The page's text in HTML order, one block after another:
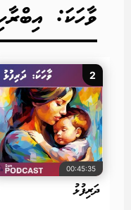
ވާހަކަ:
2
00:45:35
ދަރިފުޅު